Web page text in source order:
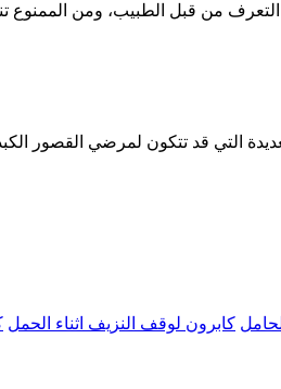
من قبل الطبيب، ومن الممنوع
كابرون لوقف النزيف اثناء الحمل